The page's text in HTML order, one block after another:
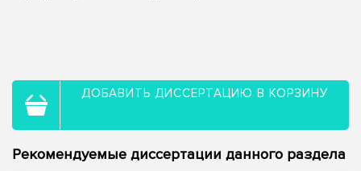
ДОБАВИТЬ ДИССЕРТАЦИЮ В КОРЗИНУ
Рекомендуемые диссертации данного раздела